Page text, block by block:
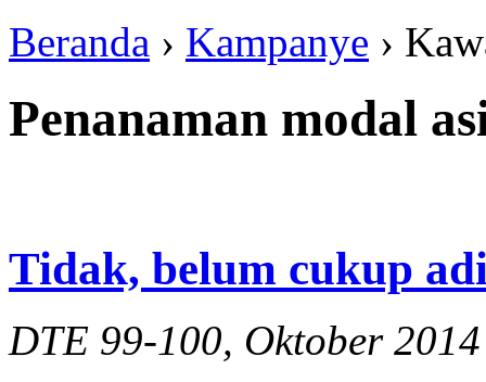
Beranda › Kampanye ›
Penanaman modal
Tidak, belum cukup
DTE 99-100, Oktober 2014